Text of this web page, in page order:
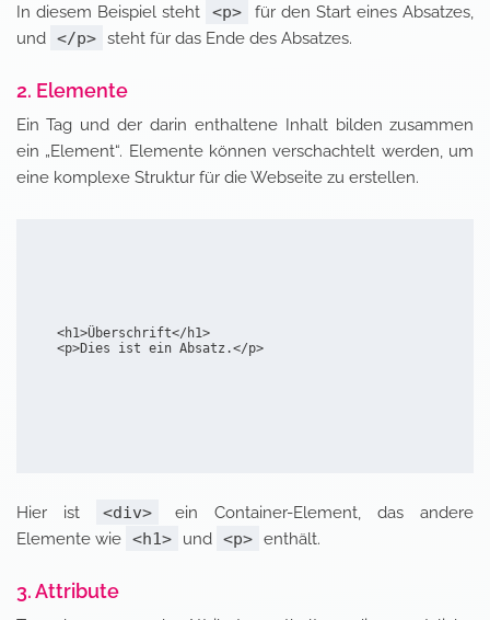
In diesem Beispiel steht <p>
für den Start eines Absatzes,
und </p> steht für das Ende des Absatzes.
2. Elemente
Ein Tag und der darin enthaltene Inhalt bilden zusammen
ein „Element“. Elemente können verschachtelt werden, um
eine komplexe Struktur für die Webseite zu erstellen.
  <h1>Überschrift</h1>
  <p>Dies ist ein Absatz.</p>
Hier ist <div>
ein Container-Element, das andere
Elemente wie <h1> und <p> enthält.
3. Attribute